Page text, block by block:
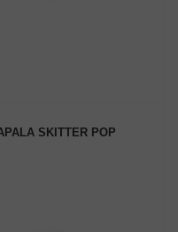
SKITTER POP